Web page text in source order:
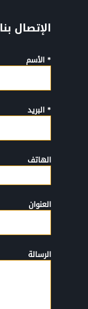
الإتصال بنا
* الأسم
* البريد
الهاتف
العنوان
الرسالة